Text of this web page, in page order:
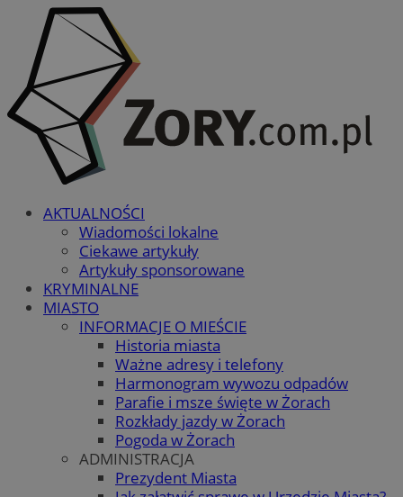
AKTUALNOŚCI
Wiadomości lokalne
Ciekawe artykuły
Artykuły sponsorowane
KRYMINALNE
MIASTO
INFORMACJE O MIEŚCIE
Historia miasta
Ważne adresy i telefony
Harmonogram wywozu odpadów
Parafie i msze święte w Żorach
Rozkłady jazdy w Żorach
Pogoda w Żorach
ADMINISTRACJA
Prezydent Miasta